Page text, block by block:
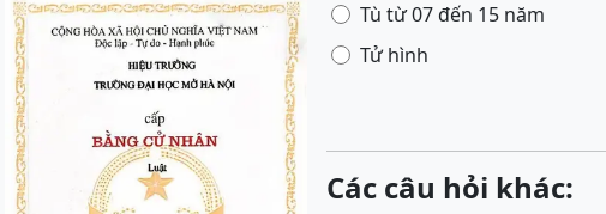
Tù từ 07 đến 15 năm
Tử hình
Các câu hỏi khác: